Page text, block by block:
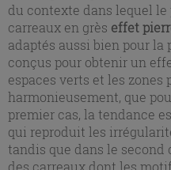
du contexte dans lequel le
carreaux en grès effet
adaptés aussi bien pour la
conçus pour obtenir un
espaces verts et les zones
harmonieusement, que
premier cas, la tendance
qui reproduit les
tandis que dans le second
des carreaux dont les